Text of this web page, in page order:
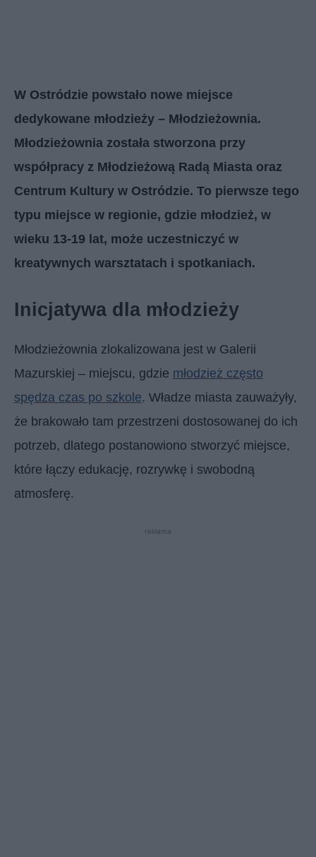
​W Ostródzie powstało nowe miejsce
dedykowane młodzieży – Młodzieżownia.
Młodzieżownia została stworzona przy
współpracy z Młodzieżową Radą Miasta oraz
Centrum Kultury w Ostródzie. To pierwsze tego
typu miejsce w regionie, gdzie młodzież, w
wieku 13-19 lat, może uczestniczyć w
kreatywnych warsztatach i spotkaniach. ​
Inicjatywa dla młodzieży
Młodzieżownia zlokalizowana jest w Galerii
Mazurskiej – miejscu, gdzie młodzież często
spędza czas po szkole. Władze miasta zauważyły,
że brakowało tam przestrzeni dostosowanej do ich
potrzeb, dlatego postanowiono stworzyć miejsce,
które łączy edukację, rozrywkę i swobodną
atmosferę.
reklama